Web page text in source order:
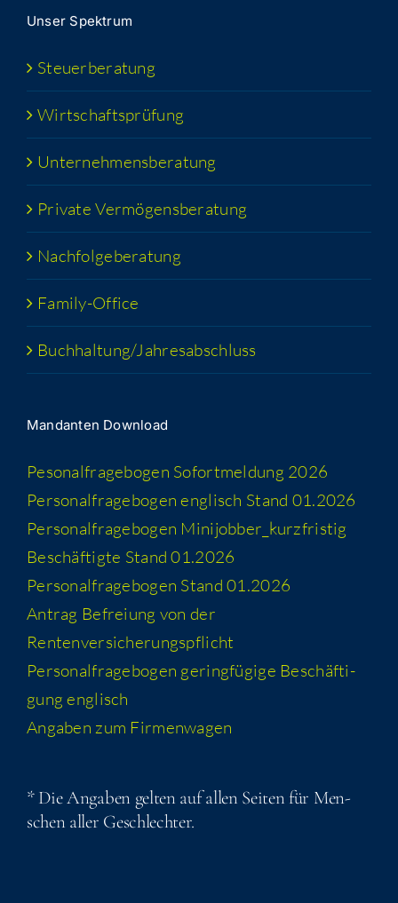
Unser Spek­trum
Steu­er­be­ra­tung
Wirt­schafts­prü­fung
Unter­neh­mens­be­ra­tung
Pri­va­te Vermögensberatung
Nach­fol­ge­be­ra­tung
Fami­­ly-Office
Buchhaltung/​​Jahresabschluss
Man­dan­ten Download
Peso­nal­fra­ge­bo­gen Sofort­mel­dung 2026
Per­so­nal­fra­ge­bo­gen eng­lisch Stand 01.2026
Per­so­nal­fra­ge­bo­gen Minijobber_​kurzfristig
Beschäf­tig­te Stand 01.2026
Per­so­nal­fra­ge­bo­gen Stand 01.2026
Antrag Befrei­ung von der
Rentenversicherungspflicht
Per­so­nal­fra­ge­bo­gen gering­fü­gi­ge Beschäf­ti­
gung englisch
Anga­ben zum Firmenwagen
* Die Anga­ben gel­ten auf allen Sei­ten für Men­
schen aller Geschlechter.